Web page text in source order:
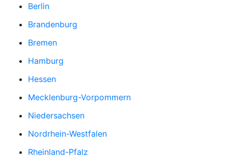
Berlin
Brandenburg
Bremen
Hamburg
Hessen
Mecklenburg-Vorpommern
Niedersachsen
Nordrhein-Westfalen
Rheinland-Pfalz